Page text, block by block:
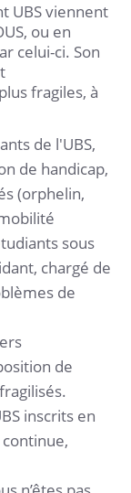
UBS viennent
ou en
celui-ci. Son
fragiles, à
de l'UBS,
de handicap,
(orphelin,
sous
chargé de
de
de
inscrits en